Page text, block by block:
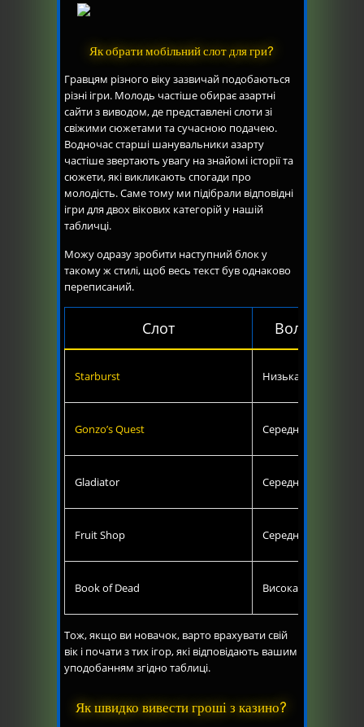
Як обрати мобільний слот для гри?
Гравцям різного віку зазвичай подобаються
різні ігри. Молодь частіше обирає азартні
сайти з виводом, де представлені слоти зі
свіжими сюжетами та сучасною подачею.
Водночас старші шанувальники азарту
частіше звертають увагу на знайомі історії та
сюжети, які викликають спогади про
молодість. Саме тому ми підібрали відповідні
ігри для двох вікових категорій у нашій
табличці.
Можу одразу зробити наступний блок у
такому ж стилі, щоб весь текст був однаково
переписаний.
Слот
Starburst Низька
Gonzo’s Quest Середньо-висока
Gladiator Середня
Fruit Shop Середньо-низька
Book of Dead Висока
Тож, якщо ви новачок, варто врахувати свій
вік і почати з тих ігор, які відповідають вашим
уподобанням згідно таблиці.
Як швидко вивести гроші з казино?